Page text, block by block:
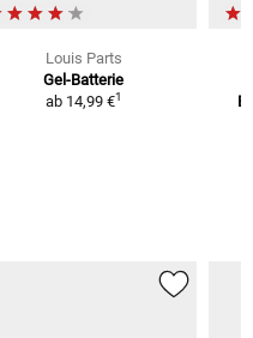
Louis Parts
Gel-Batterie
ab 14,99 €1